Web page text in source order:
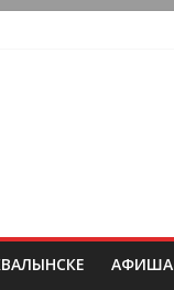
АФИША